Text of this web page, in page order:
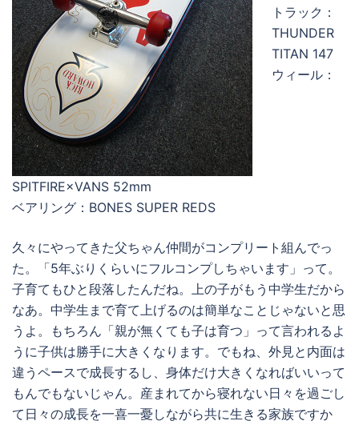
トラック：
THUNDER
TITAN 147
ウィール：
SPITFIRE×VANS 52mm
ベアリング：BONES SUPER REDS
久々にやってきた父ちゃん仲間がコンプリート組んでっ
た。「5年ぶりくらいにフルコンプしちゃいます」って。
子育てもひと段落したんだね。上の子がもう中学生だから
なあ。中学生まで育て上げるのは簡単なことじゃないと思
うよ。もちろん「親が無くても子は育つ」って言われるよ
うに子供は勝手に大きくなります。でもね、外見と内面は
違うペースで成長するし、身体だけ大きくなればいいって
もんでもないじゃん。産まれてから寝れない日々を過ごし
て日々の成長を一喜一憂しながら共に生きる家族ですか